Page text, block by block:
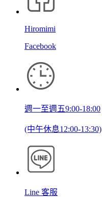
Hiromimi
Facebook
週一至週五9:00-18:00
(中午休息12:00-13:30)
Line 客服